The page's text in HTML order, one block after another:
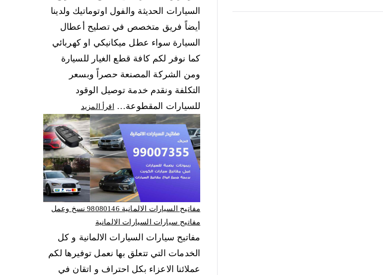
السيارات الحديثة والفول اوتوماتيك ولدينا
أيضاً فريق متخصص في تصليح أعطال
السيارة سواء عطل ميكانيكي او كهربائي
كما نوفر لكم كافة قطع الغيار للسيارة
ومن الشركة المصنعة حصراً وبسعر
التكلفة ونقدم خدمة توصيل الوقود
للسيارات المقطوعة…
اقرأ المزيد
مفاتيح السيارات الالمانية 98080146‬ نسخ وعمل
مفاتيح سيارات السيارات الالمانية
مفاتيح سيارات السيارات الالمانية و كل
الخدمات التي تتعلق بها نعمل توفيرها لكم
عملائنا الاعزاء بكل احتراف و اتقان في